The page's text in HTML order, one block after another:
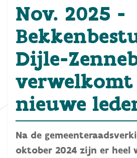
Nov. 2025 -
Dijle-
verwelkomt
nieuwe
Na de
oktober 2024 zijn er heel